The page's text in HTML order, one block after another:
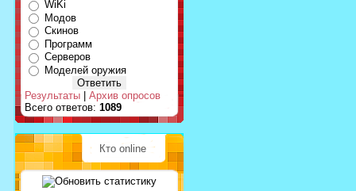
WiKi
Модов
Скинов
Программ
Серверов
Моделей оружия
Результаты
Архив опросов
Всего ответов: 1089
Кто online